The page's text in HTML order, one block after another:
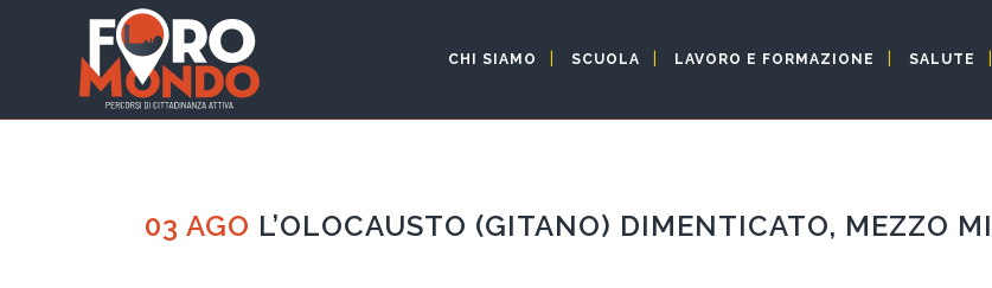
CHI SIAMO SCUOLA LAVORO E FORMAZIONE SALUTE
03 AGO L’OLOCAUSTO (GITANO) DIMENTICATO, MEZZO